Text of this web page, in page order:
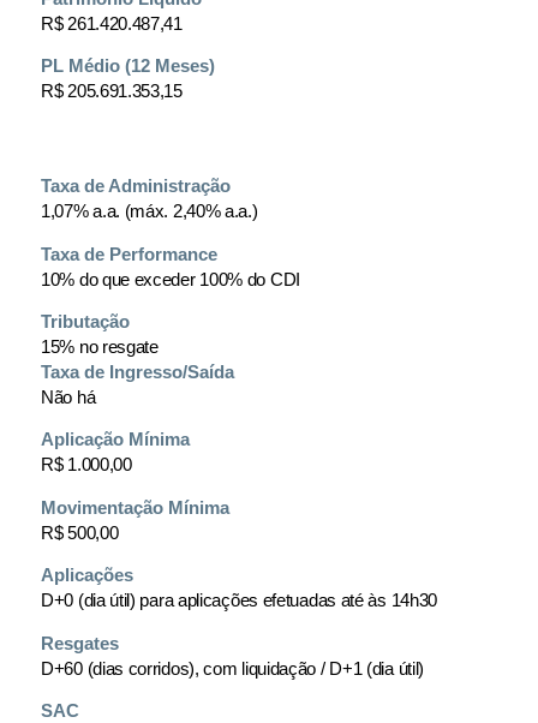
R$ 261.420.487,41
PL Médio (12 Meses)
R$ 205.691.353,15
Taxa de Administração
1,07% a.a. (máx. 2,40% a.a.)
Taxa de Performance
10% do que exceder 100% do CDI
Tributação
15% no resgate
Taxa de Ingresso/Saída
Não há
Aplicação Mínima
R$ 1.000,00
Movimentação Mínima
R$ 500,00
Aplicações
D+0 (dia útil) para aplicações efetuadas até às 14h30
Resgates
D+60 (dias corridos), com liquidação / D+1 (dia útil)
SAC